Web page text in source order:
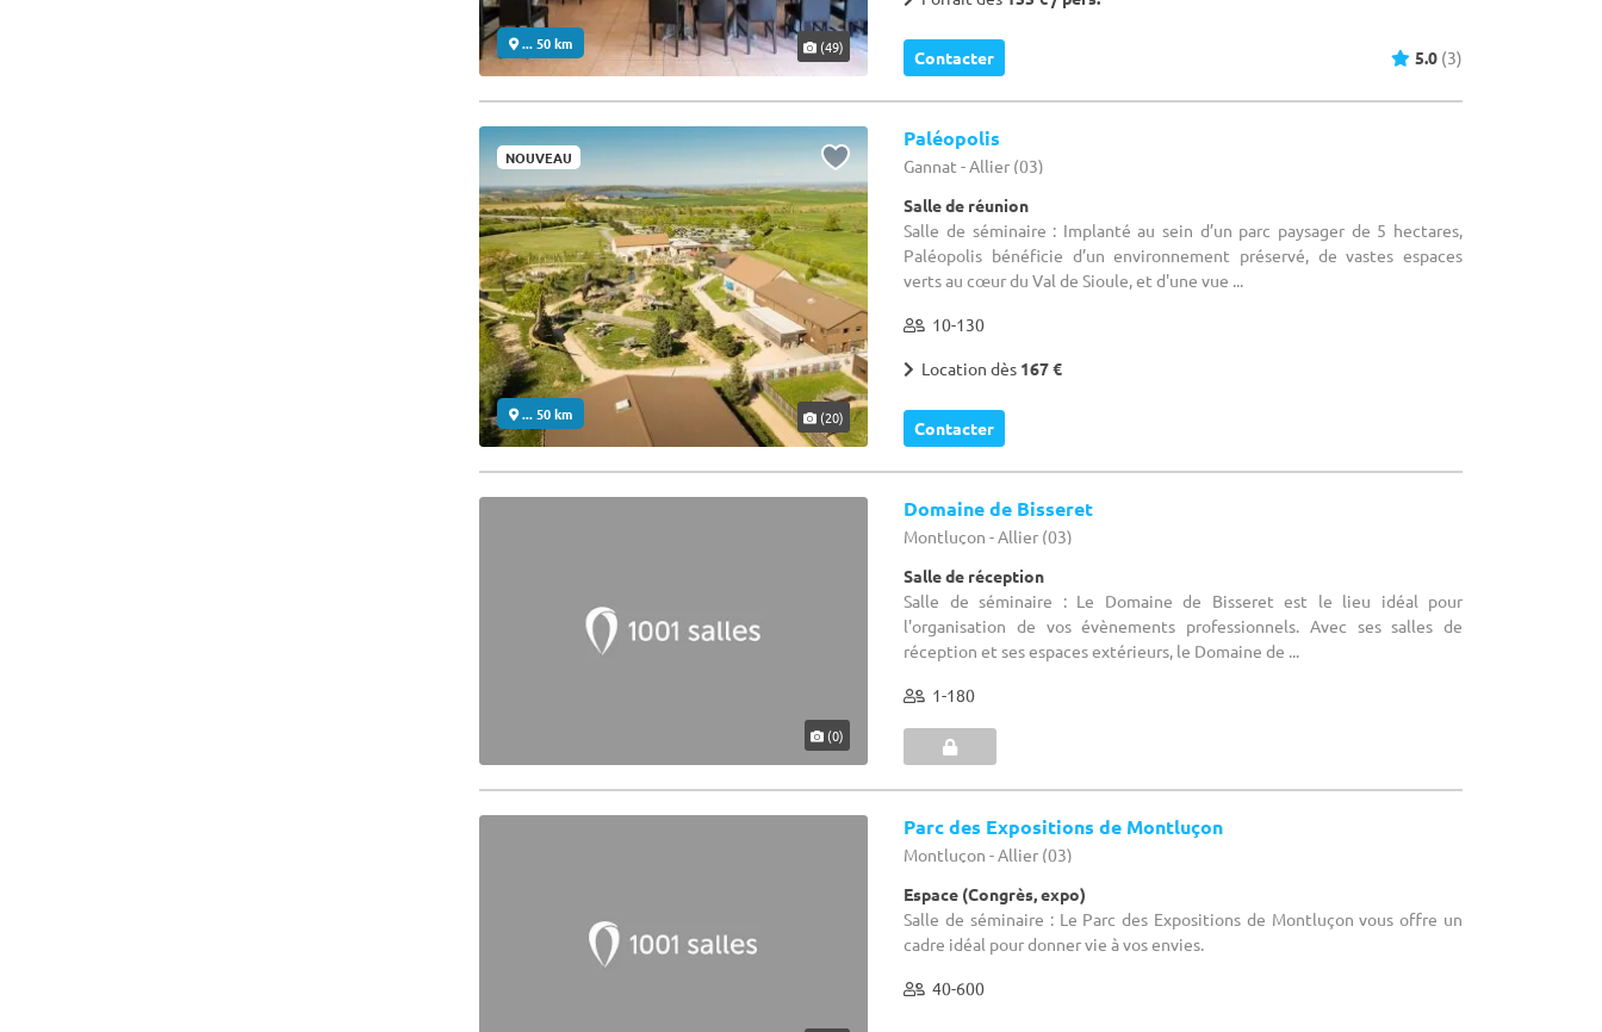
... 50 km (49) Contacter 5.0 (3)
NOUVEAU
... 50 km (20)
Paléopolis
Gannat - Allier (03)
Salle de réunion
Salle de séminaire : Implanté au sein d’un parc paysager de 5 hectares,
Paléopolis bénéficie d’un environnement préservé, de vastes espaces
verts au cœur du Val de Sioule, et d'une vue ...
10-130
Location dès 167 €
Contacter
(0)
Domaine de Bisseret
Montluçon - Allier (03)
Salle de réception
Salle de séminaire : Le Domaine de Bisseret est le lieu idéal pour
l'organisation de vos évènements professionnels. Avec ses salles de
réception et ses espaces extérieurs, le Domaine de ...
1-180
Parc des Expositions de Montluçon
Montluçon - Allier (03)
Espace (Congrès, expo)
Salle de séminaire : Le Parc des Expositions de Montluçon vous offre un
cadre idéal pour donner vie à vos envies.
40-600